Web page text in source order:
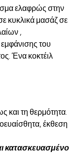
ελαφρώς στην
κυκλικά μασάζ σε
,
του
Ένα κοκτέιλ
και τη θερμότητα.
έκθεση
κατασκευασμένο